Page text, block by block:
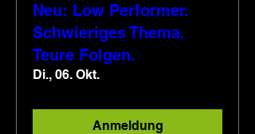
Neu: Low Performer.
Schwieriges Thema.
Teure Folgen.
Di., 06. Okt.
Anmeldung